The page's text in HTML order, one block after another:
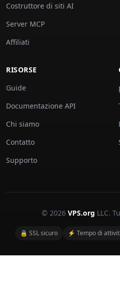
Costruttore di siti AI
Server MCP
Affiliati
RISORSE
Guide
Documentazione API
Chi siamo
Contatto
Supporto
© 2026 VPS.org LLC.
🔒 SSL sicuro ⚡ Tempo di